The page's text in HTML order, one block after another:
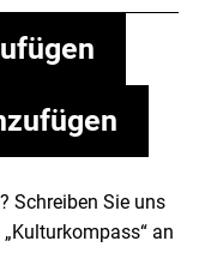
Schreiben Sie uns
an